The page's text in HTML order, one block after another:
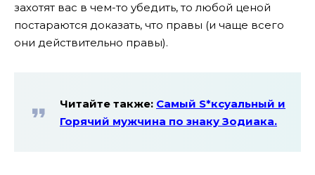
захотят вас в чем-то убедить, то любой ценой
постараются доказать, что правы (и чаще всего
они действительно правы).
Читайте также: Самый S*ксуальный и
Горячий мужчина по знаку Зодиака.